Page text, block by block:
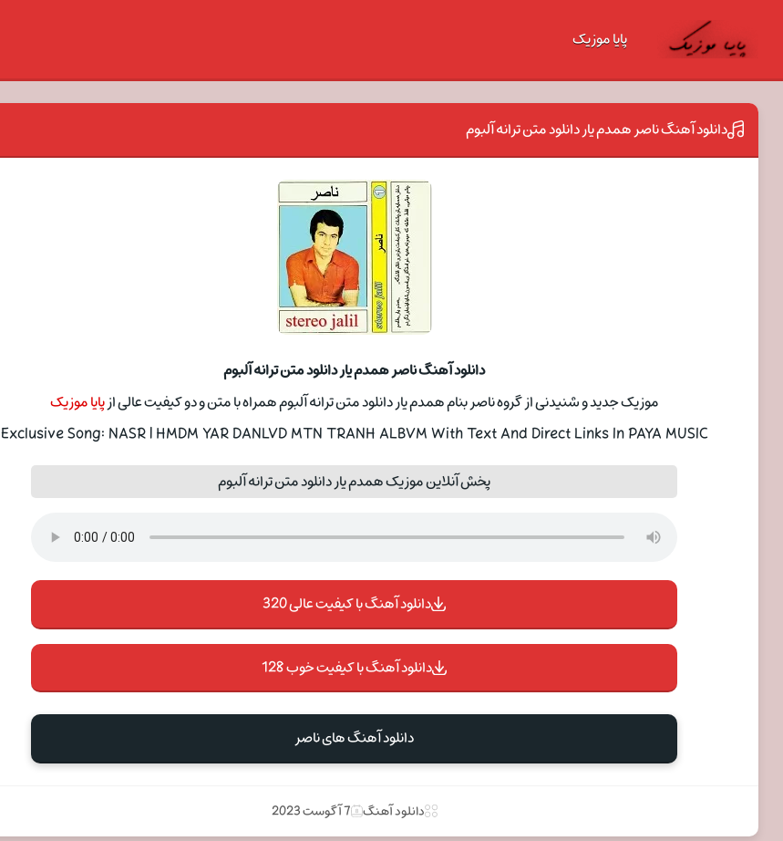
پایا موزیک
دانلود آهنگ ناصر همدم یار دانلود متن ترانه آلبوم
دانلود آهنگ ناصر همدم یار دانلود متن ترانه آلبوم
موزیک جدید و شنیدنی از گروه ناصر بنام همدم یار دانلود متن ترانه آلبوم همراه با متن و دو کیفیت عالی ازپایا موزیک
Exclusive Song: NASR | HMDM YAR DANLVD MTN TRANH ALBVM With Text And Direct Links In PAYA MUSIC
پخش آنلاین موزیک همدم یار دانلود متن ترانه آلبوم
دانلود آهنگ با کیفیت عالی 320
دانلود آهنگ با کیفیت خوب 128
دانلود آهنگ های ناصر
دانلود آهنگ 7 آگوست 2023